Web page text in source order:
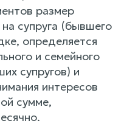
размер
супруга (бывшего
определяется
и семейного
супругов) и
интересов
сумме,